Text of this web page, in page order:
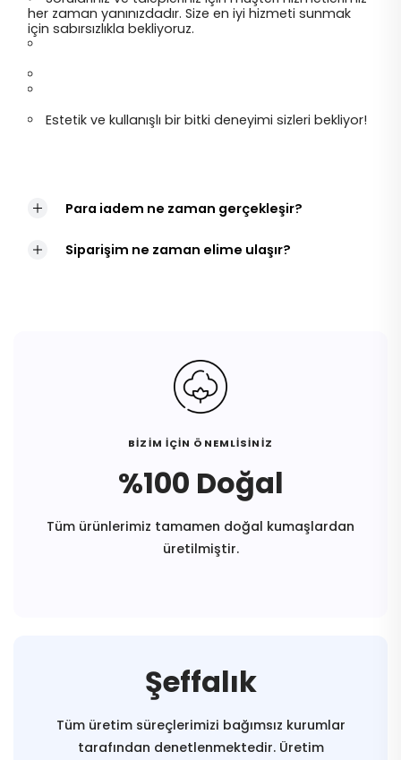
her zaman yanınızdadır. Size en iyi hizmeti sunmak
için sabırsızlıkla bekliyoruz.
Estetik ve kullanışlı bir bitki deneyimi sizleri bekliyor!
Para iadem ne zaman gerçekleşir?
Siparişim ne zaman elime ulaşır?
BİZİM İÇİN ÖNEMLİSİNİZ
%100 Doğal
Tüm ürünlerimiz tamamen doğal kumaşlardan
üretilmiştir.
Şeffalık
Tüm üretim süreçlerimizi bağımsız kurumlar
tarafından denetlenmektedir. Üretim